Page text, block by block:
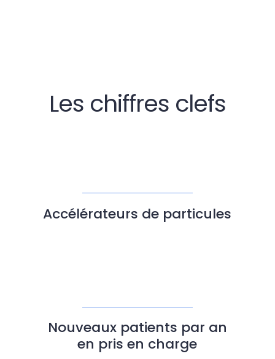
Les chiffres clefs
Accélérateurs de particules
Nouveaux patients par an
en pris en charge